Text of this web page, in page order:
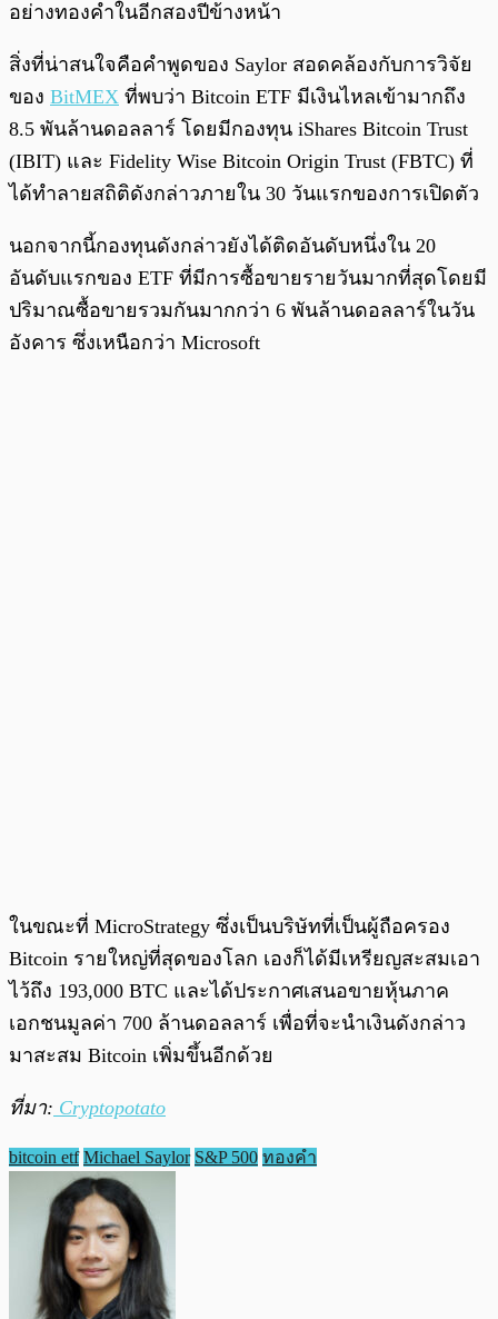
อย่างทองคำในอีกสองปีข้างหน้า
สิ่งที่น่าสนใจคือคำพูดของ Saylor สอดคล้องกับการวิจัย
ของ BitMEX ที่พบว่า Bitcoin ETF มีเงินไหลเข้ามากถึง
8.5 พันล้านดอลลาร์ โดยมีกองทุน iShares Bitcoin Trust
(IBIT) และ Fidelity Wise Bitcoin Origin Trust (FBTC) ที่
ได้ทำลายสถิติดังกล่าวภายใน 30 วันแรกของการเปิดตัว
นอกจากนี้กองทุนดังกล่าวยังได้ติดอันดับหนึ่งใน 20
อันดับแรกของ ETF ที่มีการซื้อขายรายวันมากที่สุดโดยมี
ปริมาณซื้อขายรวมกันมากกว่า 6 พันล้านดอลลาร์ในวัน
อังคาร ซึ่งเหนือกว่า Microsoft
ในขณะที่ MicroStrategy ซึ่งเป็นบริษัทที่เป็นผู้ถือครอง
Bitcoin รายใหญ่ที่สุดของโลก เองก็ได้มีเหรียญสะสมเอา
ไว้ถึง 193,000 BTC และได้ประกาศเสนอขายหุ้นภาค
เอกชนมูลค่า 700 ล้านดอลลาร์ เพื่อที่จะนำเงินดังกล่าว
มาสะสม Bitcoin เพิ่มขึ้นอีกด้วย
ที่มา: Cryptopotato
bitcoin etf Michael Saylor S&P 500 ทองคำ